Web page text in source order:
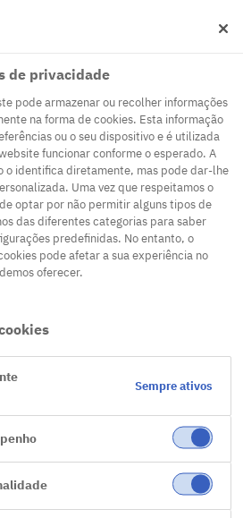
interno
alguns problemas
a página ou acesse a página
de privacidade
pode armazenar ou recolher informações
na forma de cookies. Esta informação
ou o seu dispositivo e é utilizada
funcionar conforme o esperado. A
o identifica diretamente, mas pode dar-lhe
Uma vez que respeitamos o
optar por não permitir alguns tipos de
das diferentes categorias para saber
predefinidas. No entanto, o
pode afetar a sua experiência no
oferecer.
Sempre ativos